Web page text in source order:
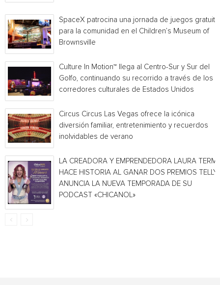
SpaceX patrocina una jornada de juegos gratuita
para la comunidad en el Children’s Museum of
Brownsville
Culture In Motion™ llega al Centro-Sur y Sur del
Golfo, continuando su recorrido a través de los
corredores culturales de Estados Unidos
Circus Circus Las Vegas ofrece la icónica
diversión familiar, entretenimiento y recuerdos
inolvidables de verano
LA CREADORA Y EMPRENDEDORA LAURA
HACE HISTORIA AL GANAR DOS PREMIOS TELLY
ANUNCIA LA NUEVA TEMPORADA DE SU
PODCAST «CHICANOL»